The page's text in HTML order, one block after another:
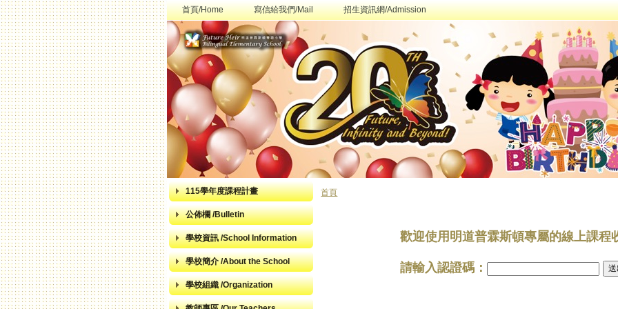
首頁/Home 寫信給我們/Mail 招生資訊網/Admission
115學年度課程計畫
公佈欄 /Bulletin
學校資訊 /School Information
學校簡介 /About the School
學校組織 /Organization
首頁
歡迎使用明道普霖斯頓專屬的線上課程
請輸入認證碼：